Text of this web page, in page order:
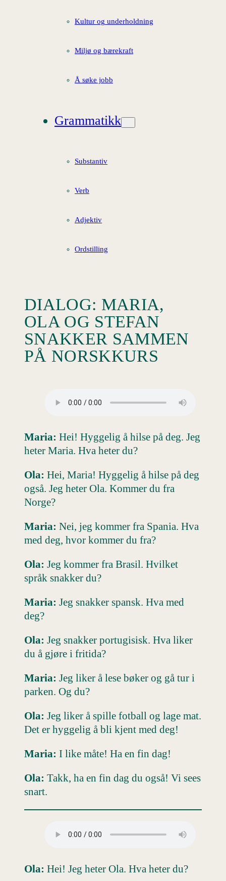
Kultur og underholdning
Miljø og bærekraft
Å søke jobb
Grammatikk
Substantiv
Verb
Adjektiv
Ordstilling
DIALOG: MARIA,
OLA OG STEFAN
SNAKKER SAMMEN
PÅ NORSKKURS
Maria: Hei! Hyggelig å hilse på deg. Jeg
heter Maria. Hva heter du?
Ola: Hei, Maria! Hyggelig å hilse på deg
også. Jeg heter Ola. Kommer du fra
Norge?
Maria: Nei, jeg kommer fra Spania. Hva
med deg, hvor kommer du fra?
Ola: Jeg kommer fra Brasil. Hvilket
språk snakker du?
Maria: Jeg snakker spansk. Hva med
deg?
Ola: Jeg snakker portugisisk. Hva liker
du å gjøre i fritida?
Maria: Jeg liker å lese bøker og gå tur i
parken. Og du?
Ola: Jeg liker å spille fotball og lage mat.
Det er hyggelig å bli kjent med deg!
Maria: I like måte! Ha en fin dag!
Ola: Takk, ha en fin dag du også! Vi sees
snart.
Ola: Hei! Jeg heter Ola. Hva heter du?